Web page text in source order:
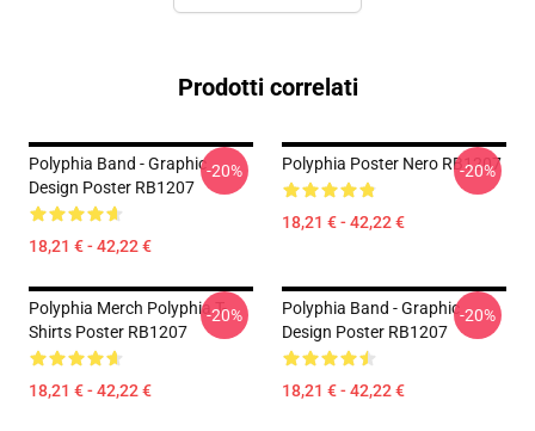
Prodotti correlati
Polyphia Band - Graphic
Design Poster RB1207
18,21 € - 42,22 €
-20% Polyphia Poster Nero RB1207
18,21 € - 42,22 €
-20%
Polyphia Merch Polyphia T-
Shirts Poster RB1207
18,21 € - 42,22 €
-20%
Polyphia Band - Graphic
Design Poster RB1207
18,21 € - 42,22 €
-20%